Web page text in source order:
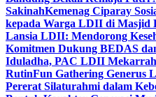
SakinahKemenag Ciparay
kepada Warga LDII di Masjid
Lansia LDII: Mendorong
Komitmen Dukung BEDAS
Iduladha, PAC LDII
RutinFun Gathering Generus
Pererat Silaturahmi dalam